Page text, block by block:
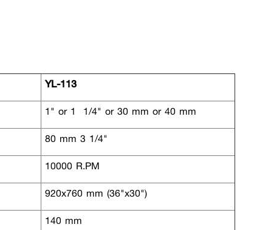
YL-113
1" or 1 1/4" or 30 mm or 40 mm
80 mm 3 1/4"
10000 R.PM
920x760 mm (36"x30")
140 mm